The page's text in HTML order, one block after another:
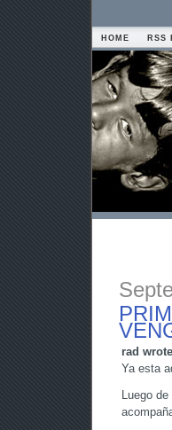
HOME RSS
rad
Ya esta
Luego